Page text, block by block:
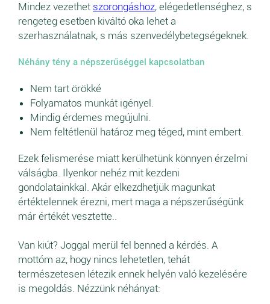
Mindez vezethet szorongáshoz, elégedetlenséghez, s
rengeteg esetben kiváltó oka lehet a
szerhasználatnak, s más szenvedélybetegségeknek.
Néhány tény a népszerűséggel kapcsolatban
Nem tart örökké
Folyamatos munkát igényel.
Mindig érdemes megújulni.
Nem feltétlenül határoz meg téged, mint embert.
Ezek felismerése miatt kerülhetünk könnyen érzelmi
válságba. Ilyenkor nehéz mit kezdeni
gondolatainkkal. Akár elkezdhetjük magunkat
értéktelennek érezni, mert maga a népszerűségünk
már értékét vesztette..
Van kiút? Joggal merül fel benned a kérdés. A
mottóm az, hogy nincs lehetetlen, tehát
természetesen létezik ennek helyén való kezelésére
is megoldás. Nézzünk néhányat: